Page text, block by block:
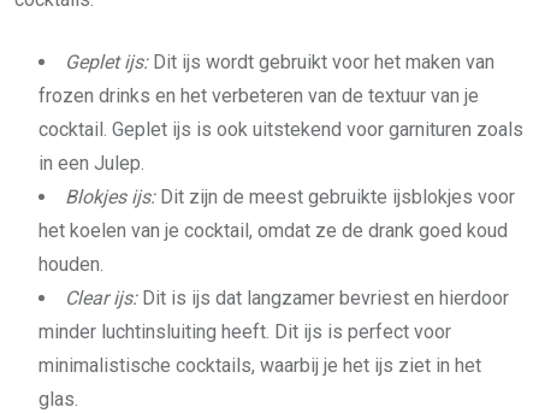
Geplet ijs:Dit ijs wordt gebruikt voor het maken van
frozen drinks en het verbeteren van de textuur van je
cocktail. Geplet ijs is ook uitstekend voor garnituren zoals
in een Julep.
Blokjes ijs:Dit zijn de meest gebruikte ijsblokjes voor
het koelen van je cocktail, omdat ze de drank goed koud
houden.
Clear ijs:Dit is ijs dat langzamer bevriest en hierdoor
minder luchtinsluiting heeft. Dit ijs is perfect voor
minimalistische cocktails, waarbij je het ijs ziet in het
glas.